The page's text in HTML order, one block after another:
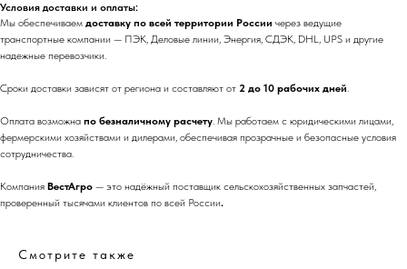
Условия доставки и оплаты:
Мы обеспечиваем доставку по всей территории России через ведущие
транспортные компании — ПЭК, Деловые линии, Энергия, СДЭК, DHL, UPS и другие
надежные перевозчики.
Сроки доставки зависят от региона и составляют от 2 до 10 рабочих дней.
Оплата возможна по безналичному расчету. Мы работаем с юридическими лицами,
фермерскими хозяйствами и дилерами, обеспечивая прозрачные и безопасные условия
сотрудничества.
Компания ВестАгро — это надёжный поставщик сельскохозяйственных запчастей,
проверенный тысячами клиентов по всей России.
Смотрите также